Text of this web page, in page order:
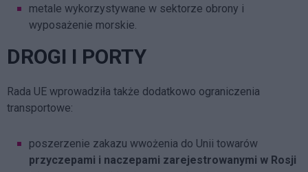
metale wykorzystywane w sektorze obrony i
wyposażenie morskie.
DROGI I PORTY
Rada UE wprowadziła także dodatkowo ograniczenia
transportowe:
poszerzenie zakazu wwożenia do Unii towarów
przyczepami i naczepami zarejestrowanymi w Rosji